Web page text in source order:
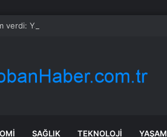
verdi: Yarın akşama işaret etti
SAĞLIK TEKNOLOJI YAŞAM